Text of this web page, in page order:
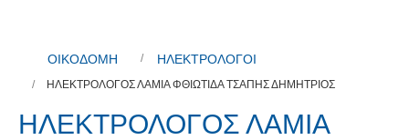
ΟΙΚΟΔΟΜΗ ΗΛΕΚΤΡΟΛΟΓΟΙ
ΗΛΕΚΤΡΟΛΟΓΟΣ ΛΑΜΙΑ ΦΘΙΩΤΙΔΑ ΤΣΑΠΗΣ ΔΗΜΗΤΡΙΟΣ
ΗΛΕΚΤΡΟΛΟΓΟΣ ΛΑΜΙΑ